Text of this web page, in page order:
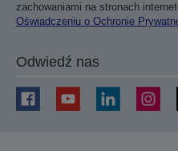
zachowaniami na stronach
Oświadczeniu o Ochronie
Odwiedź nas